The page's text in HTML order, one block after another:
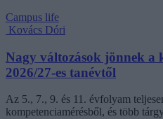
Campus life
Kovács Dóri
Nagy változások jönnek a
2026/27-es tanévtől
Az 5., 7., 9. és 11. évfolyam
kompetenciamérésből, és több